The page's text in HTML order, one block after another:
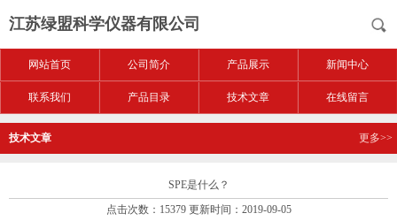
江苏绿盟科学仪器有限公司
网站首页 公司简介 产品展示 新闻中心
联系我们 产品目录 技术文章 在线留言
技术文章 更多>>
SPE是什么？
点击次数：15379 更新时间：2019-09-05